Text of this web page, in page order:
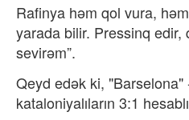
Rafinya həm qol vura,
yarada bilir. Pressinq
sevirəm”.
Qeyd edək ki, "Barselona"
kataloniyalıların 3:1